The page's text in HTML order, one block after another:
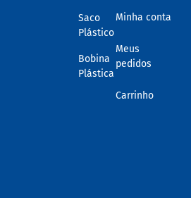
Saco
Plástico
Bobina
Plástica
Minha conta
Meus
pedidos
Carrinho